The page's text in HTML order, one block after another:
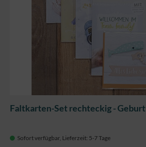
Faltkarten-Set rechteckig - Geburt
Sofort verfügbar, Lieferzeit: 5-7 Tage